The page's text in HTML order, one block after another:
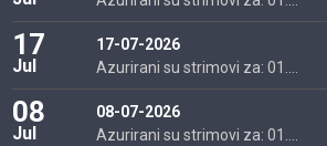
17
Jul
17-07-2026
Azurirani su strimovi za: 01....
08
Jul
08-07-2026
Azurirani su strimovi za: 01....